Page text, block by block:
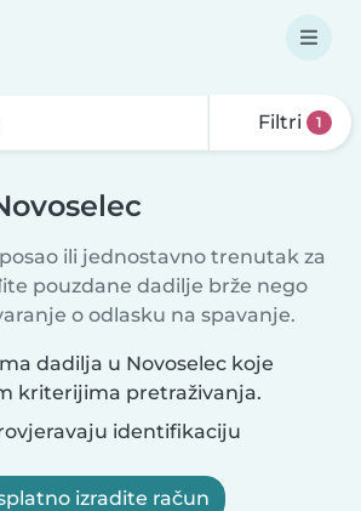
Filtri 1
ili jednostavno trenutak za
pouzdane dadilje brže nego
o odlasku na spavanje.
dadilja u Novoselec koje
kriterijima pretraživanja.
identifikaciju
izradite račun